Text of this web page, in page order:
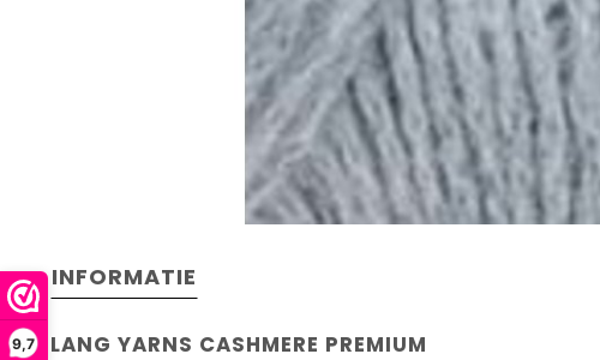
9,7
INFORMATIE
LANG YARNS CASHMERE PREMIUM